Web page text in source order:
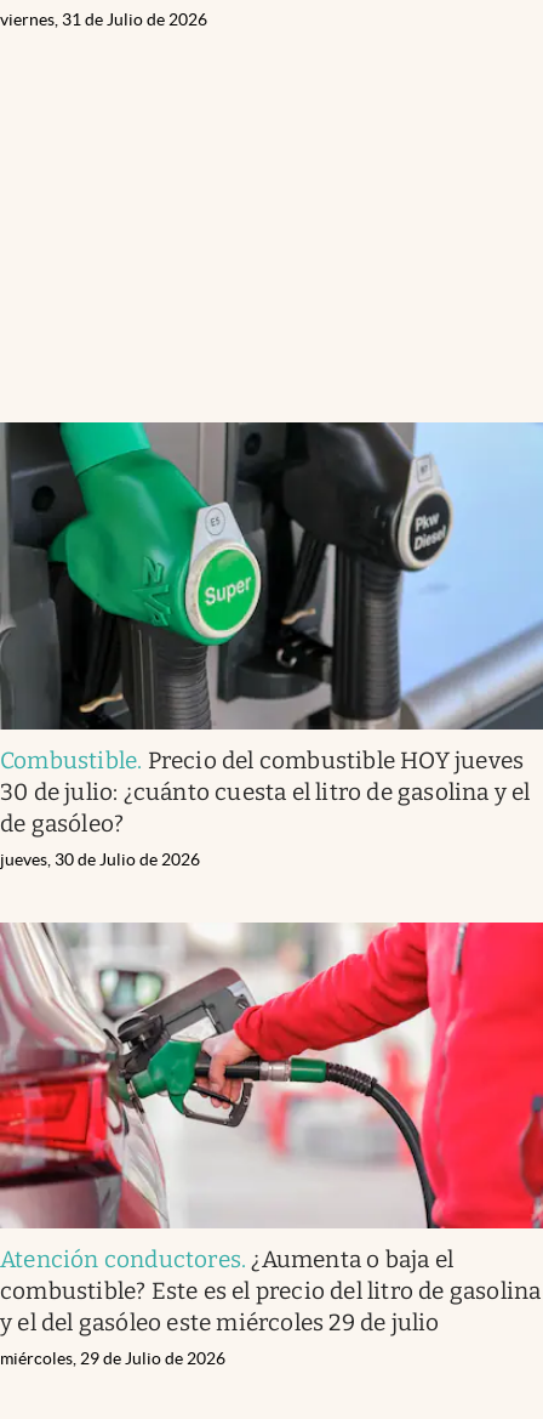
viernes, 31 de Julio de 2026
Combustible. Precio del combustible HOY jueves
30 de julio: ¿cuánto cuesta el litro de gasolina y el
de gasóleo?
jueves, 30 de Julio de 2026
Atención conductores. ¿Aumenta o baja el
combustible? Este es el precio del litro de gasolina
y el del gasóleo este miércoles 29 de julio
miércoles, 29 de Julio de 2026